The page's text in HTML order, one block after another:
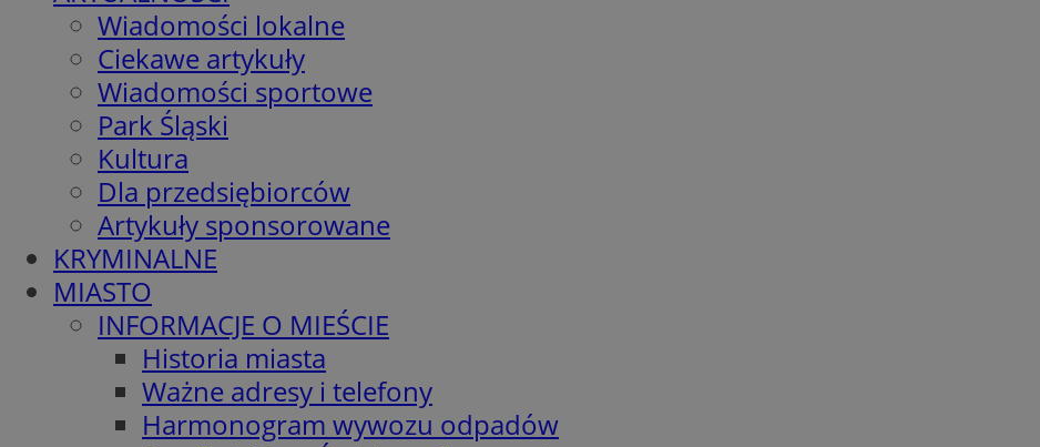
Wiadomości lokalne
Ciekawe artykuły
Wiadomości sportowe
Park Śląski
Kultura
Dla przedsiębiorców
Artykuły sponsorowane
KRYMINALNE
MIASTO
INFORMACJE O MIEŚCIE
Historia miasta
Ważne adresy i telefony
Harmonogram wywozu odpadów